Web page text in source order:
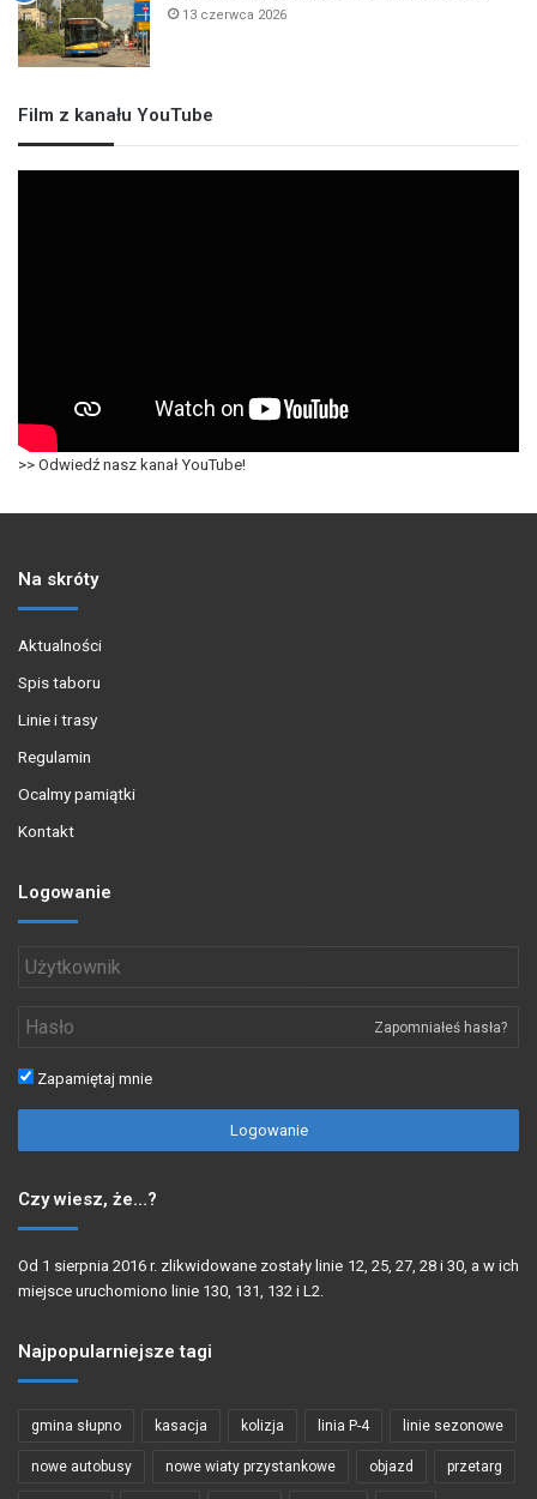
13 czerwca 2026
Film z kanału YouTube
>> Odwiedź nasz kanał YouTube!
Na skróty
Aktualności
Spis taboru
Linie i trasy
Regulamin
Ocalmy pamiątki
Kontakt
Logowanie
Zapomniałeś hasła?
Zapamiętaj mnie
Logowanie
Czy wiesz, że…?
Od 1 sierpnia 2016 r. zlikwidowane zostały linie 12, 25, 27, 28 i 30, a w ich
miejsce uruchomiono linie 130, 131, 132 i L2.
Najpopularniejsze tagi
gmina słupno kasacja kolizja linia P-4 linie sezonowe
nowe autobusy nowe wiaty przystankowe objazd przetarg